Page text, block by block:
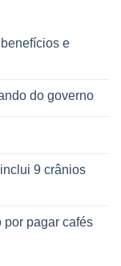
e
do governo
9 crânios
por pagar cafés